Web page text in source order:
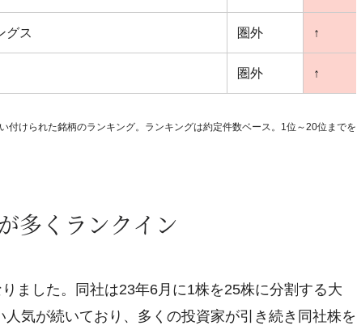
グス 圏外 ↑
圏外 ↑
けられた銘柄のランキング。ランキングは約定件数ベース。1位～20位までを
多くランクイン
ました。同社は23年6月に1株を25株に分割する大
気が続いており、多くの投資家が引き続き同社株を